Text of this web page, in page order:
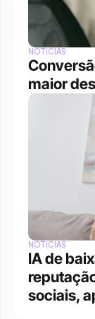
NOTÍCIAS
maior
NOTÍCIAS
IA de
sociais,